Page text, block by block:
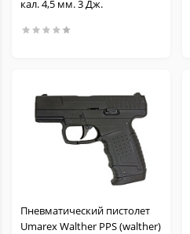
кал. 4,5 мм. 3 Дж.
Пневматический пистолет
Umarex Walther PPS (walther)